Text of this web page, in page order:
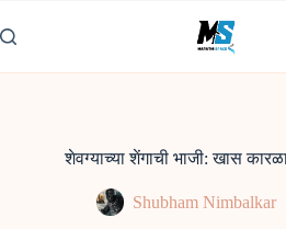
to
content
शेवग्याच्या शेंगाची भाजी: खास
Shubham Nimbalkar